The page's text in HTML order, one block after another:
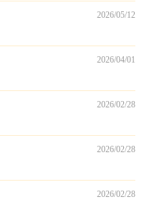
2026/05/12
2026/04/01
2026/02/28
2026/02/28
2026/02/28